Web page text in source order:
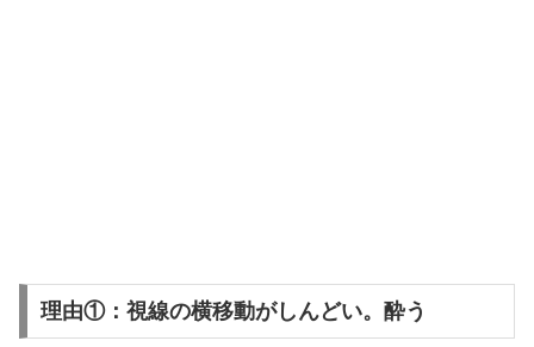
理由①：視線の横移動がしんどい。酔う